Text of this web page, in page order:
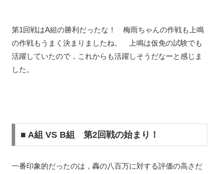
第1回戦はA組の勝利だったな！ 梅雨ちゃんの作戦も上鳴
の作戦もうまく決まりましたね。 上鳴は仮免の試験でも
活躍していたので，これからも活躍しそうだなーと感じま
した。
■ A組 VS B組 第2回戦の始まり！
一番印象的だったのは，轟の八百万に対する評価の高さだ